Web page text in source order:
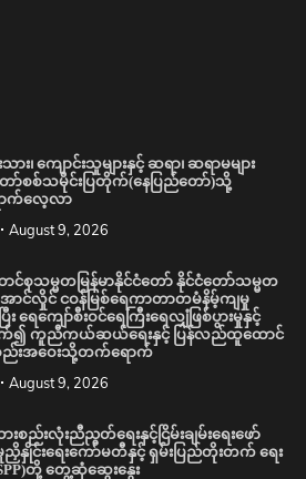
ား၊ ကျောင်းသူများနှင့် ဆရာ၊ ဆရာမများ
ာ်စစ်သမိုင်းပြတိုက်(နေပြည်တော်)သို့
ာက်လေ့လာ
August 9, 2026
ာင်စုသမ္မတမြန်မာနိုင်ငံတော် နိုင်ငံတော်သမ္မတ
ောင်လှိုင် ငဝန်မြစ်ရေကာတာတမံနိမ့်ကျမှု
ပြီး ရေကျော်စီးဝင်ရေကြီးရေလျှံဖြစ်ပွားမှုနှင့်
ကူညီကယ်ဆယ်ရေးနှင့် ပြန်လည်ထူထောင်
ည်းအဝေးသို့တက်ရောက်
August 9, 2026
းစည်းလုံးညီညွတ်ရေးနှင့်ငြိမ်းချမ်းရေးဖော်
နှိုင်းရေးကော်မတီနှင့် ရှမ်းပြည်တိုးတက် ရေး
တို့ တွေ့ဆုံဆွေးနွေး